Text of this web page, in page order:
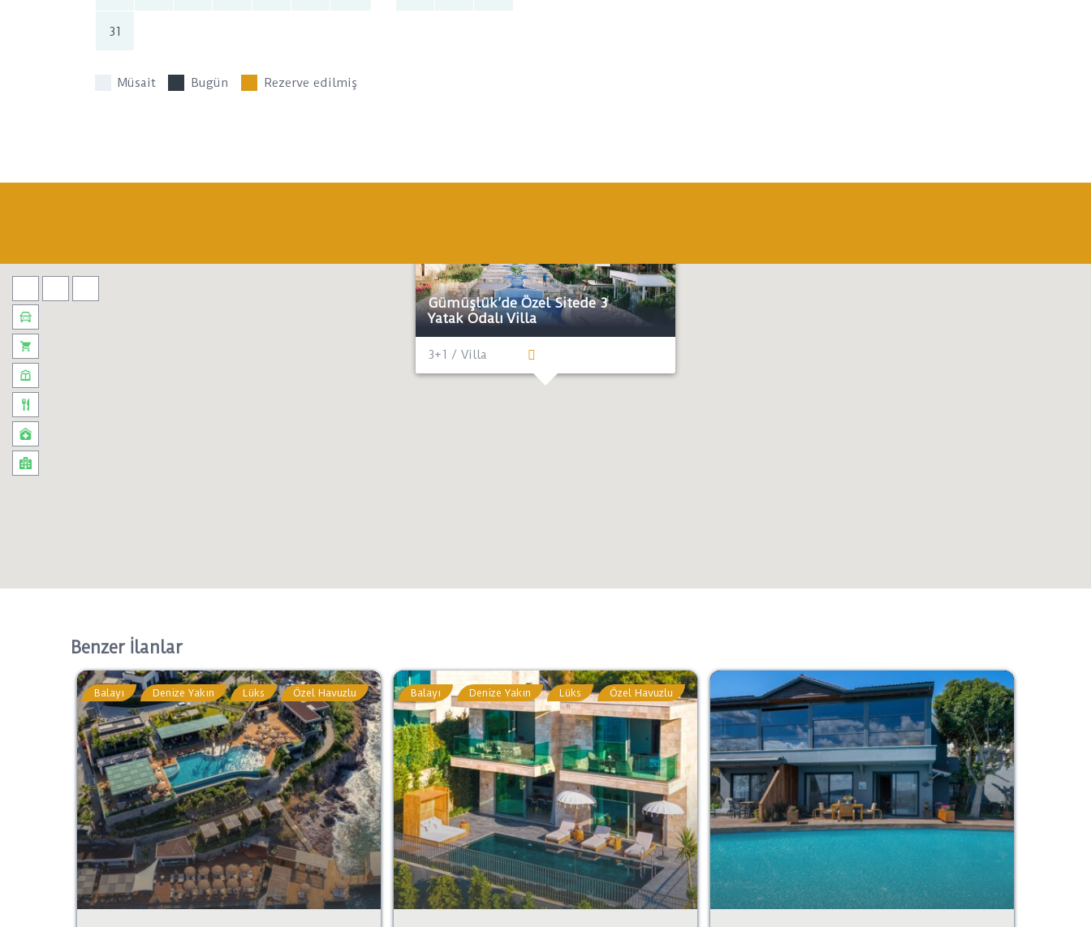
31
Müsait Bugün Rezerve edilmiş
Gümüşlük’de Özel Sitede 3
Yatak Odalı Villa
3+1 / Villa
Benzer İlanlar
Balayı Denize Yakın Lüks Özel Havuzlu Balayı Denize Yakın Lüks Özel Havuzlu